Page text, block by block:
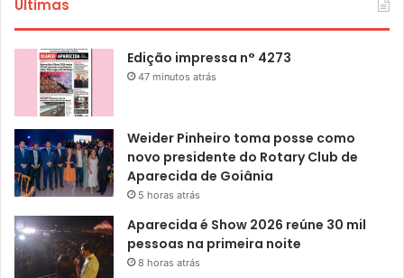
Últimas
Edição impressa n° 4273
47 minutos atrás
Weider Pinheiro toma posse como
novo presidente do Rotary Club de
Aparecida de Goiânia
5 horas atrás
Aparecida é Show 2026 reúne 30 mil
pessoas na primeira noite
8 horas atrás